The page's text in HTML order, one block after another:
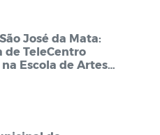
José da Mata:
de TeleCentro
Escola de Artes e
gratuitos aos
da rede